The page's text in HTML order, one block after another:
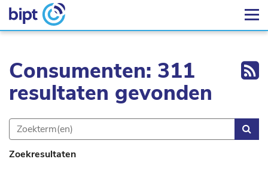
Consumenten: 311
resultaten gevonden
Zoekresultaten